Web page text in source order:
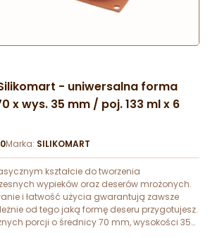
- uniwersalna forma
x wys. 35 mm / poj. 133 ml x 6
Marka: SILIKOMART
kształcie do tworzenia
wypieków oraz deserów mrożonych.
i łatwość użycia gwarantują zawsze
od tego jaką formę deseru przygotujesz.
porcji o średnicy 70 mm, wysokości 35